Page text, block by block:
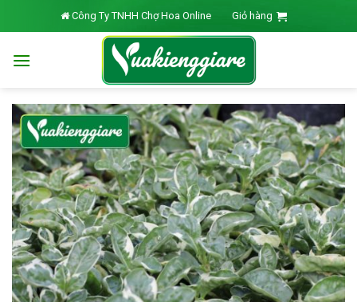
to
Công Ty TNHH Chợ Hoa Online Giỏ hàng